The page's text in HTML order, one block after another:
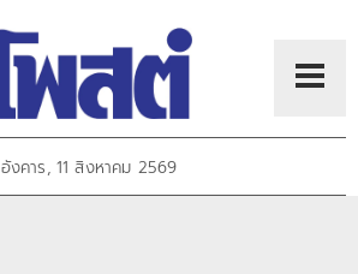
อังคาร, 11 สิงหาคม 2569